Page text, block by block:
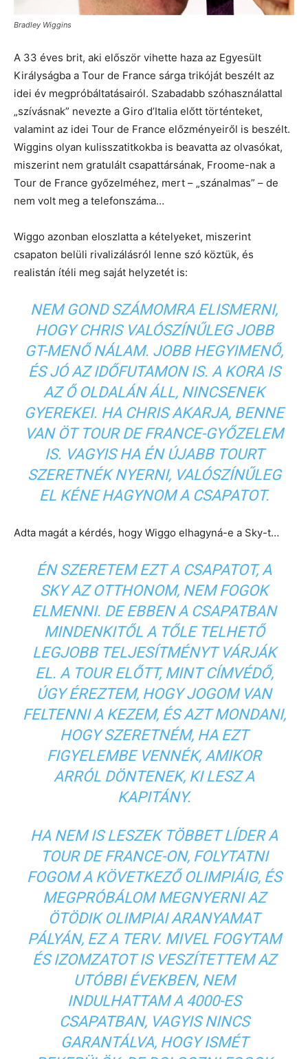
Bradley Wiggins
A 33 éves brit, aki először vihette haza az Egyesült
Királyságba a Tour de France sárga trikóját beszélt az
idei év megpróbáltatásairól. Szabadabb szóhasználattal
„szívásnak” nevezte a Giro d’Italia előtt történteket,
valamint az idei Tour de France előzményeiről is beszélt.
Wiggins olyan kulisszatitkokba is beavatta az olvasókat,
miszerint nem gratulált csapattársának, Froome-nak a
Tour de France győzelméhez, mert – „szánalmas” – de
nem volt meg a telefonszáma…
Wiggo azonban eloszlatta a kételyeket, miszerint
csapaton belüli rivalizálásról lenne szó köztük, és
realistán ítéli meg saját helyzetét is:
NEM GOND SZÁMOMRA ELISMERNI,
HOGY CHRIS VALÓSZÍNŰLEG JOBB
GT-MENŐ NÁLAM. JOBB HEGYIMENŐ,
ÉS JÓ AZ IDŐFUTAMON IS. A KORA IS
AZ Ő OLDALÁN ÁLL, NINCSENEK
GYEREKEI. HA CHRIS AKARJA, BENNE
VAN ÖT TOUR DE FRANCE-GYŐZELEM
IS. VAGYIS HA ÉN ÚJABB TOURT
SZERETNÉK NYERNI, VALÓSZÍNŰLEG
EL KÉNE HAGYNOM A CSAPATOT.
Adta magát a kérdés, hogy Wiggo elhagyná-e a Sky-t…
ÉN SZERETEM EZT A CSAPATOT, A
SKY AZ OTTHONOM, NEM FOGOK
ELMENNI. DE EBBEN A CSAPATBAN
MINDENKITŐL A TŐLE TELHETŐ
LEGJOBB TELJESÍTMÉNYT VÁRJÁK
EL. A TOUR ELŐTT, MINT CÍMVÉDŐ,
ÚGY ÉREZTEM, HOGY JOGOM VAN
FELTENNI A KEZEM, ÉS AZT MONDANI,
HOGY SZERETNÉM, HA EZT
FIGYELEMBE VENNÉK, AMIKOR
ARRÓL DÖNTENEK, KI LESZ A
KAPITÁNY.
HA NEM IS LESZEK TÖBBET LÍDER A
TOUR DE FRANCE-ON, FOLYTATNI
FOGOM A KÖVETKEZŐ OLIMPIÁIG, ÉS
MEGPRÓBÁLOM MEGNYERNI AZ
ÖTÖDIK OLIMPIAI ARANYAMAT
PÁLYÁN, EZ A TERV. MIVEL FOGYTAM
ÉS IZOMZATOT IS VESZÍTETTEM AZ
UTÓBBI ÉVEKBEN, NEM
INDULHATTAM A 4000-ES
CSAPATBAN, VAGYIS NINCS
GARANTÁLVA, HOGY ISMÉT